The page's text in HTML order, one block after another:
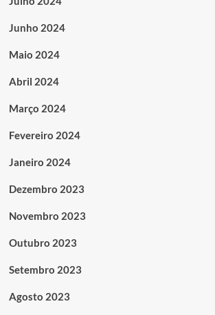
Junho 2024
Maio 2024
Abril 2024
Março 2024
Fevereiro 2024
Janeiro 2024
Dezembro 2023
Novembro 2023
Outubro 2023
Setembro 2023
Agosto 2023